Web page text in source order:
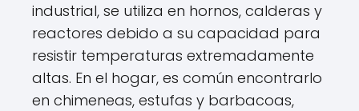
industrial, se utiliza en hornos, calderas y
reactores debido a su capacidad para
resistir temperaturas extremadamente
altas. En el hogar, es común encontrarlo
en chimeneas, estufas y barbacoas,